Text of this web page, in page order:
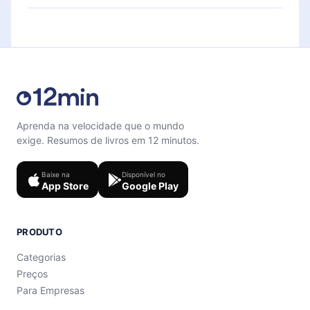
Sinta-se livre para entrar em contato por
Aprenda na velocidade que o mundo
exige. Resumos de livros em 12 minutos.
Baixe na
App Store
Disponível no
Google Play
PRODUTO
Categorias
Preços
Para Empresas